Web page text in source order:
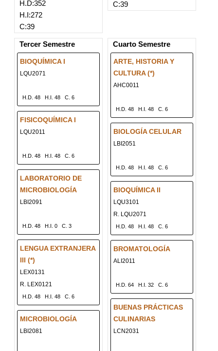
H.D:352
H.I:272
C:39
C:39
Tercer Semestre
BIOQUÍMICA I
LQU2071
H.D. 48 H.I. 48 C. 6
FISICOQUÍMICA I
LQU2011
H.D. 48 H.I. 48 C. 6
LABORATORIO DE
MICROBIOLOGÍA
LBI2091
H.D. 48 H.I. 0 C. 3
LENGUA EXTRANJERA
III (*)
LEX0131
R. LEX0121
H.D. 48 H.I. 48 C. 6
MICROBIOLOGÍA
LBI2081
Cuarto Semestre
ARTE, HISTORIA Y
CULTURA (*)
AHC0011
H.D. 48 H.I. 48 C. 6
BIOLOGÍA CELULAR
LBI2051
H.D. 48 H.I. 48 C. 6
BIOQUÍMICA II
LQU3101
R. LQU2071
H.D. 48 H.I. 48 C. 6
BROMATOLOGÍA
ALI2011
H.D. 64 H.I. 32 C. 6
BUENAS PRÁCTICAS
CULINARIAS
LCN2031